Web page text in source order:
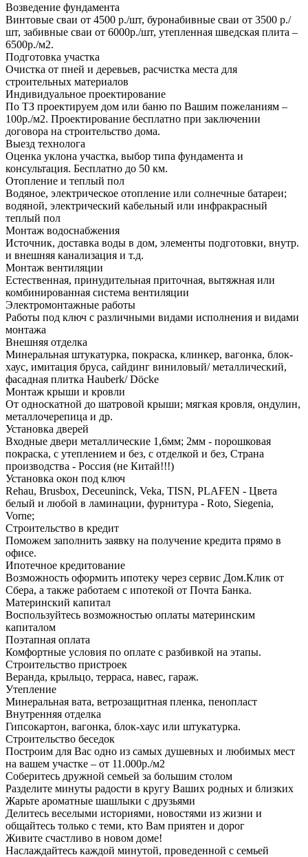
Возведение фундамента
Винтовые сваи от 4500 р./шт, буронабивные сваи от 3500 р./
шт, забивные сваи от 6000р./шт, утепленная шведская плита –
6500р./м2.
Подготовка участка
Очистка от пней и деревьев, расчистка места для
строительных материалов
Индивидуальное проектирование
По ТЗ проектируем дом или баню по Вашим пожеланиям –
100р./м2. Проектирование бесплатно при заключении
договора на строительство дома.
Выезд технолога
Оценка уклона участка, выбор типа фундамента и
консультация. Бесплатно до 50 км.
Отопление и теплый пол
Водяное, электрическое отопление или солнечные батареи;
водяной, электрический кабельный или инфракрасный
теплый пол
Монтаж водоснабжения
Источник, доставка воды в дом, элементы подготовки, внутр.
и внешняя канализация и т.д.
Монтаж вентиляции
Естественная, принудительная приточная, вытяжная или
комбинированная система вентиляции
Электромонтажные работы
Работы под ключ с различными видами исполнения и видами
монтажа
Внешняя отделка
Минеральная штукатурка, покраска, клинкер, вагонка, блок-
хаус, имитация бруса, сайдинг виниловый/ металлический,
фасадная плитка Hauberk/ Döcke
Монтаж крыши и кровли
От односкатной до шатровой крыши; мягкая кровля, ондулин,
металлочерепица и др.
Установка дверей
Входные двери металлические 1,6мм; 2мм - порошковая
покраска, с утеплением и без, с отделкой и без, Страна
производства - Россия (не Китай!!!)
Установка окон под ключ
Rehau, Brusbox, Deceuninck, Veka, TISN, PLAFEN - Цвета
белый и любой в ламинации, фурнитура - Roto, Siegenia,
Vorne;
Строительство в кредит
Поможем заполнить заявку на получение кредита прямо в
офисе.
Ипотечное кредитование
Возможность оформить ипотеку через сервис Дом.Клик от
Сбера, а также работаем с ипотекой от Почта Банка.
Материнский капитал
Воспользуйтесь возможностью оплаты материнским
капиталом
Поэтапная оплата
Комфортные условия по оплате с разбивкой на этапы.
Строительство пристроек
Веранда, крыльцо, терраса, навес, гараж.
Утепление
Минеральная вата, ветрозащитная пленка, пенопласт
Внутренняя отделка
Гипсокартон, вагонка, блок-хаус или штукатурка.
Строительство беседок
Построим для Вас одно из самых душевных и любимых мест
на вашем участке – от 11.000р./м2
Соберитесь дружной семьей за большим столом
Разделите минуты радости в кругу Ваших родных и близких
Жарьте ароматные шашлыки с друзьями
Делитесь веселыми историями, новостями из жизни и
общайтесь только с теми, кто Вам приятен и дорог
Живите счастливо в новом доме!
Наслаждайтесь каждой минутой, проведенной с семьей